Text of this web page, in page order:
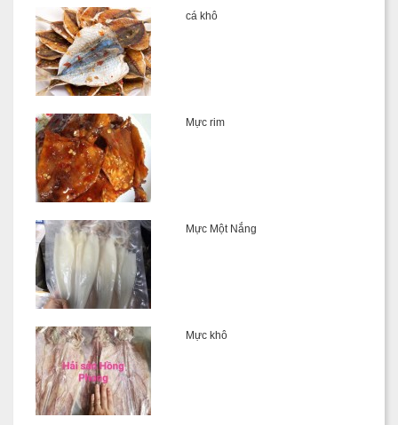
cá khô
Mực rim
Mực Một Nắng
Mực khô